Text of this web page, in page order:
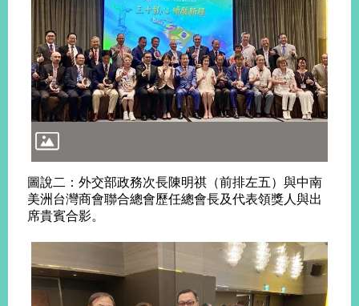
Instagram
X平台
(原推特)
YouTube
RSS
政
府
網
站
資
料
開
告
隱
圖說二：外交部政務次長陳明祺（前排左五）與中南
美洲台灣商會聯合總會歷任總會長及代表領獎人與出
席貴賓合影。